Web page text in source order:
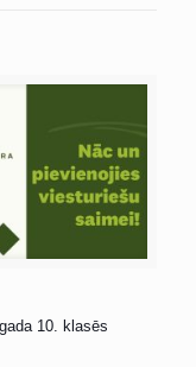
10. klasēs